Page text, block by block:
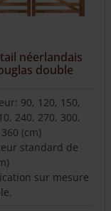
néerlandais
double
90, 120, 150,
240, 270, 300,
(cm)
standard de
sur mesure